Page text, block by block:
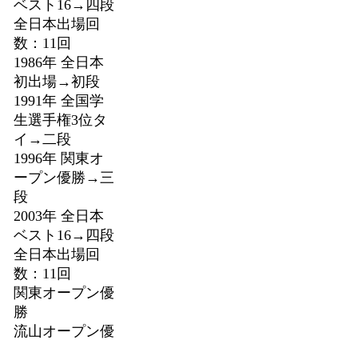
ベスト16→四段
全日本出場回
数：11回
1986年 全日本
初出場→初段
1991年 全国学
生選手権3位タ
イ→二段
1996年 関東オ
ープン優勝→三
段
2003年 全日本
ベスト16→四段
全日本出場回
数：11回
関東オープン優
勝
流山オープン優